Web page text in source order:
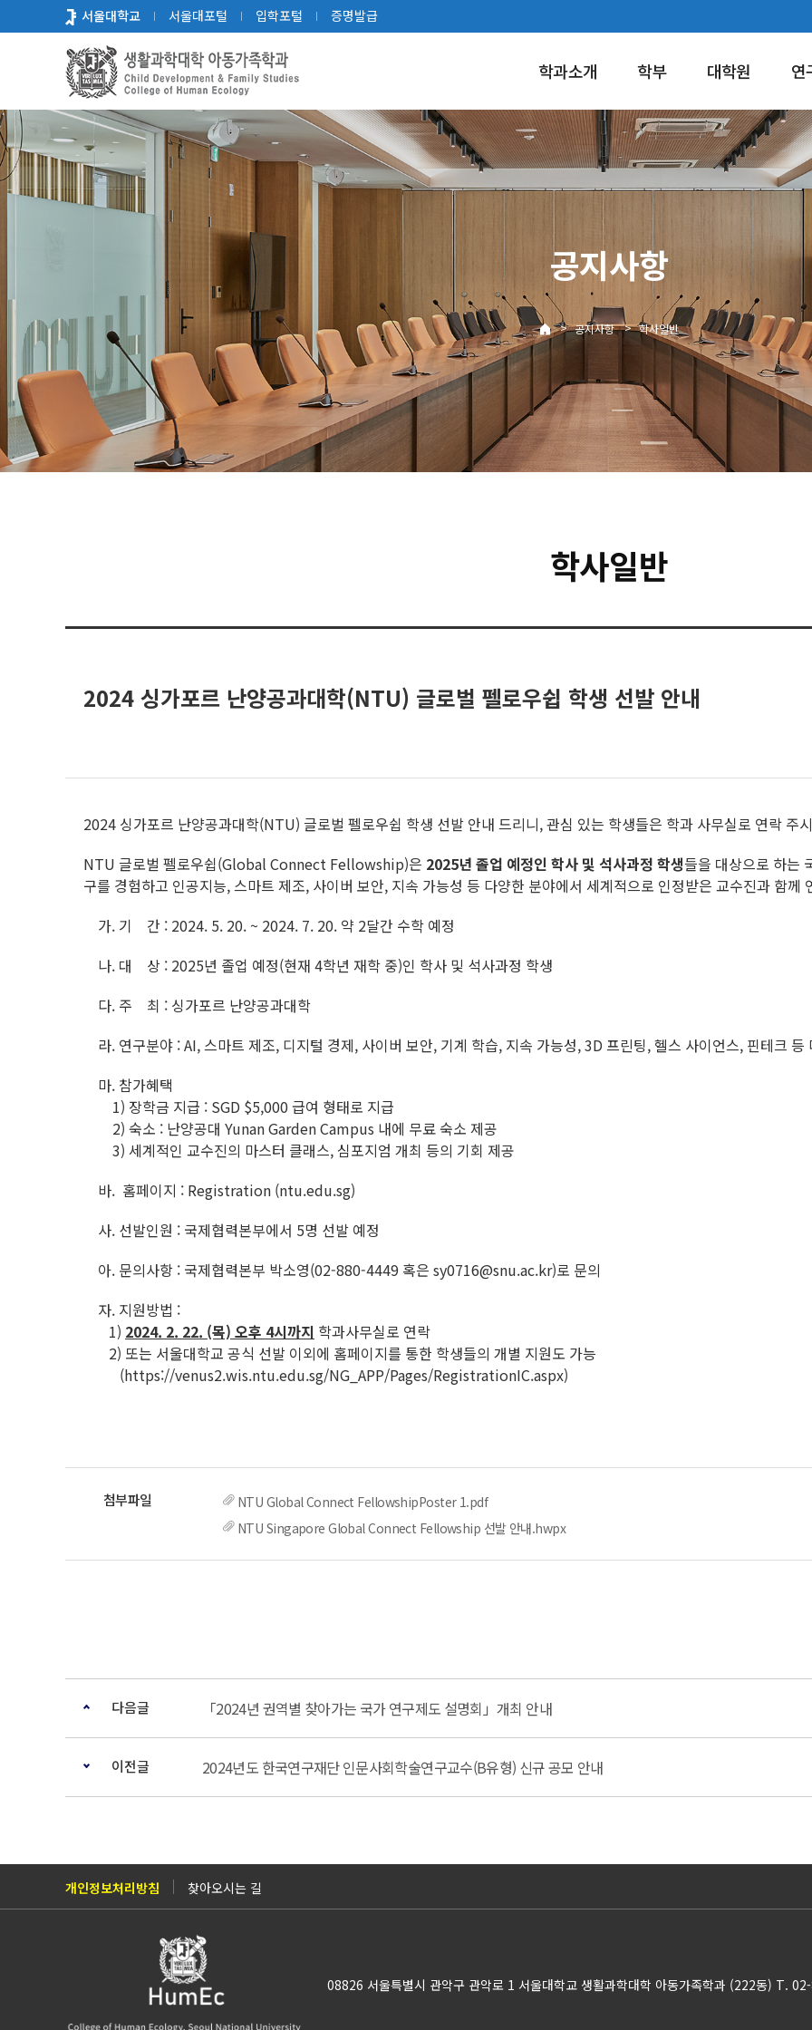
로
뉴
서울대학교 서울대포털 입학포털 증명발급
학과소개 학부 대학원 연
공지사항
> 공지사항 > 학사일반
학사일반
2024 싱가포르 난양공과대학(NTU) 글로벌 펠로우쉽 학생 선발 안내
2024 싱가포르 난양공과대학(NTU) 글로벌 펠로우쉽 학생 선발 안내 드리니, 관심 있는 학생들은 학과 사무실로 연락 주
NTU 글로벌 펠로우쉽(Global Connect Fellowship)은 2025년 졸업 예정인 학사 및 석사과정 학생들을 대상으로 하는
구를 경험하고 인공지능, 스마트 제조, 사이버 보안, 지속 가능성 등 다양한 분야에서 세계적으로 인정받은 교수진과 함
가. 기 간 : 2024. 5. 20. ~ 2024. 7. 20. 약 2달간 수학 예정
나. 대 상 : 2025년 졸업 예정(현재 4학년 재학 중)인 학사 및 석사과정 학생
다. 주 최 : 싱가포르 난양공과대학
라. 연구분야 : AI, 스마트 제조, 디지털 경제, 사이버 보안, 기계 학습, 지속 가능성, 3D 프린팅, 헬스 사이언스, 핀테크 등
마. 참가혜택
1) 장학금 지급 : SGD $5,000 급여 형태로 지급
2) 숙소 : 난양공대 Yunan Garden Campus 내에 무료 숙소 제공
3) 세계적인 교수진의 마스터 클래스, 심포지엄 개최 등의 기회 제공
바. 홈페이지 : Registration (ntu.edu.sg)
사. 선발인원 : 국제협력본부에서 5명 선발 예정
아. 문의사항 : 국제협력본부 박소영(02-880-4449 혹은 sy0716@snu.ac.kr)로 문의
자. 지원방법 :
1) 2024. 2. 22. (목) 오후 4시까지 학과사무실로 연락
2) 또는 서울대학교 공식 선발 이외에 홈페이지를 통한 학생들의 개별 지원도 가능
(https://venus2.wis.ntu.edu.sg/NG_APP/Pages/RegistrationIC.aspx)
NTU Global Connect FellowshipPoster 1.pdf
NTU Singapore Global Connect Fellowship 선발 안내.hwpx
다음글 「2024년 권역별 찾아가는 국가 연구제도 설명회」개최 안내
이전글 2024년도 한국연구재단 인문사회학술연구교수(B유형) 신규 공모 안내
개인정보처리방침 찾아오시는 길
08826 서울특별시 관악구 관악로 1 서울대학교 생활과학대학 아동가족학과 (222동) T.